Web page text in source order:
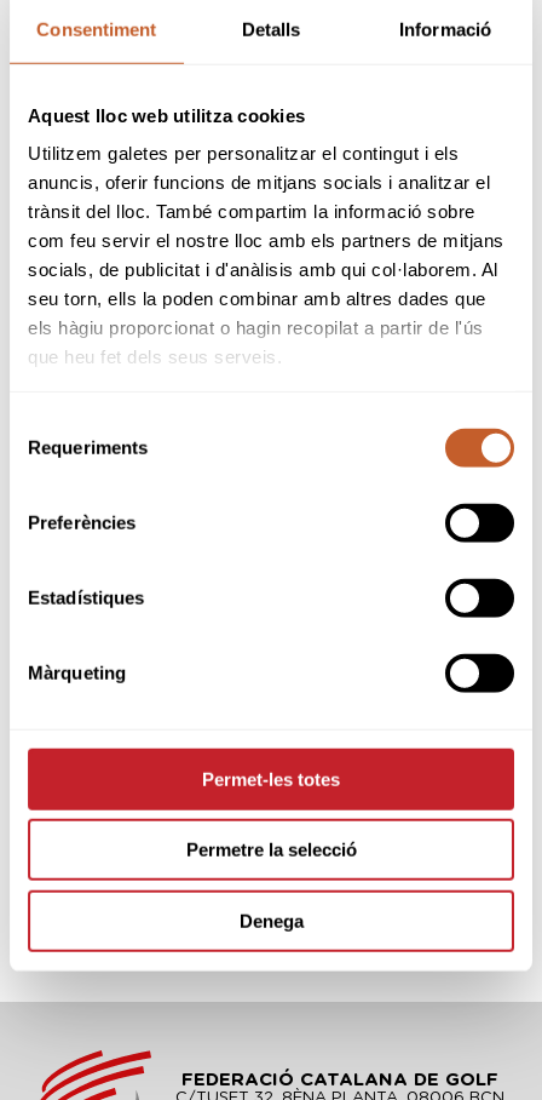
Consentiment Detalls Informació
Aquest lloc web utilitza cookies
Utilitzem galetes per personalitzar el contingut i els
anuncis, oferir funcions de mitjans socials i analitzar el
trànsit del lloc. També compartim la informació sobre
com feu servir el nostre lloc amb els partners de mitjans
socials, de publicitat i d'anàlisis amb qui col·laborem. Al
seu torn, ells la poden combinar amb altres dades que
els hàgiu proporcionat o hagin recopilat a partir de l'ús
que heu fet dels seus serveis.
Requeriments
Preferències
Estadístiques
Màrqueting
Permet-les totes
Permetre la selecció
Denega
SPONSORS
FEDERACIÓ CATALANA DE GOLF